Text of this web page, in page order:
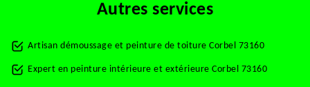
Autres services
Artisan démoussage et peinture de toiture Corbel 73160
Expert en peinture intérieure et extérieure Corbel 73160